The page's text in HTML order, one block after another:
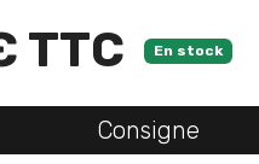
TTC En stock
Consigne